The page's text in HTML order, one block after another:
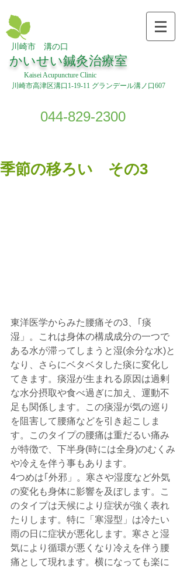
川崎市 溝の口
かいせい鍼灸治療室
Kaisei Acupuncture Clinic
川崎市高津区溝口1-19-11 グランデール溝ノ口607
044-829-2300
季節の移ろい その3
東洋医学からみた腰痛その3、｢痰
湿」。これは身体の構成成分の一つで
ある水が滞ってしまうと湿(余分な水)と
なり、さらにベタベタした痰に変化し
てきます。痰湿が生まれる原因は過剰
な水分摂取や食べ過ぎに加え、運動不
足も関係します。この痰湿が気の巡り
を阻害して腰痛などを引き起こしま
す。このタイプの腰痛は重だるい痛み
が特徴で、下半身(時には全身)のむくみ
や冷えを伴う事もあります。
4つめは｢外邪」。寒さや湿度など外気
の変化も身体に影響を及ぼします。こ
のタイプは天候により症状が強く表れ
たりします。特に「寒湿型」は冷たい
雨の日に症状が悪化します。寒さと湿
気により循環が悪くなり冷えを伴う腰
痛として現れます。横になっても楽に